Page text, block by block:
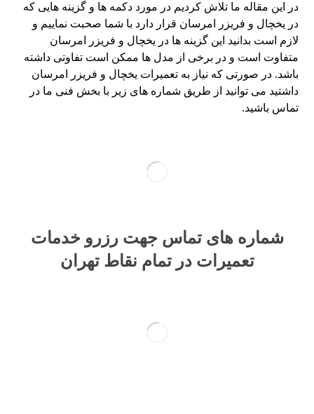
در این مقاله ما تلاش کردیم در مورد دکمه ها و گزینه هایی که
در یخچال و فریزر امرسان قرار دارد با شما صحبت نماییم و
لازم است بدانید این گزینه ها در یخچال و فریزر امرسان
متفاوت است و در برخی از مدل ها ممکن است تفاوتی داشته
باشد. در صورتی که نیاز به تعمیرات یخچال و فریزر امرسان
داشتید می توانید از طریق شماره های زیر با بخش فنی ما در
تماس باشید.
شماره های تماس​ جهت رزرو خدمات
تعمیرات در تمام نقاط تهران